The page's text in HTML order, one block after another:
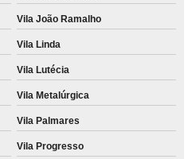
Vila João Ramalho
Vila Linda
Vila Lutécia
Vila Metalúrgica
Vila Palmares
Vila Progresso